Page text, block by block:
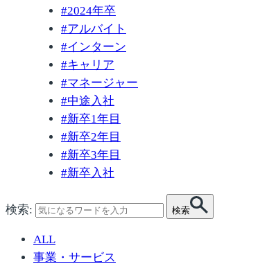
#2024年卒
#アルバイト
#インターン
#キャリア
#マネージャー
#中途入社
#新卒1年目
#新卒2年目
#新卒3年目
#新卒入社
検索: 検索
ALL
事業・サービス